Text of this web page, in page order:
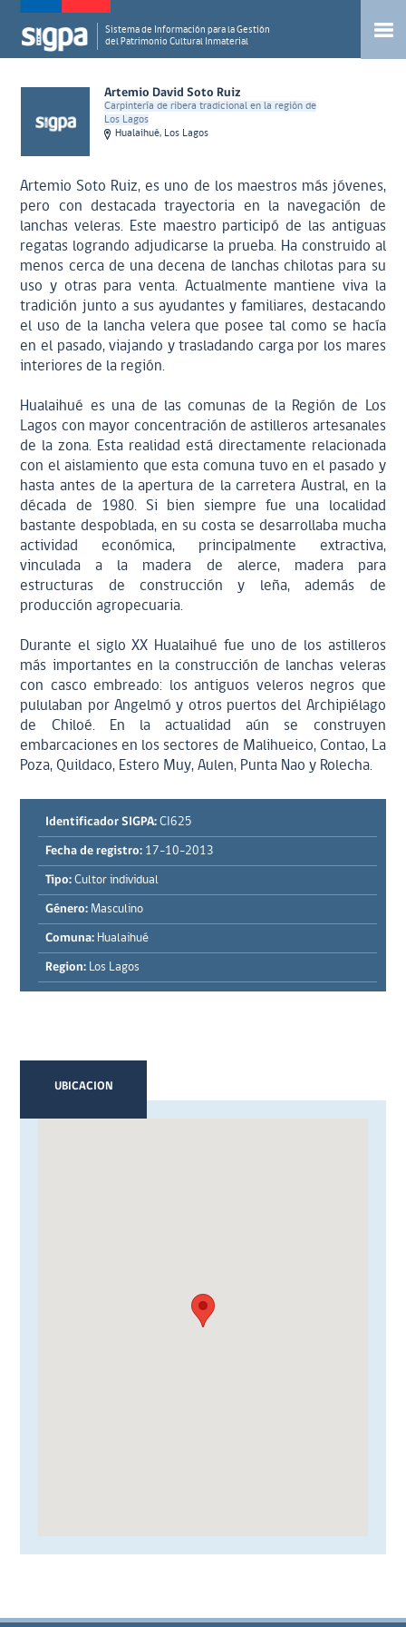
Sistema de Información para la Gestión
del Patrimonio Cultural Inmaterial
Artemio David Soto Ruiz
Carpintería de ribera tradicional en la región de
Los Lagos
Hualaihué, Los Lagos
Artemio Soto Ruiz, es uno de los maestros más jóvenes,
pero con destacada trayectoria en la navegación de
lanchas veleras. Este maestro participó de las antiguas
regatas logrando adjudicarse la prueba. Ha construido al
menos cerca de una decena de lanchas chilotas para su
uso y otras para venta. Actualmente mantiene viva la
tradición junto a sus ayudantes y familiares, destacando
el uso de la lancha velera que posee tal como se hacía
en el pasado, viajando y trasladando carga por los mares
interiores de la región.
Hualaihué es una de las comunas de la Región de Los
Lagos con mayor concentración de astilleros artesanales
de la zona. Esta realidad está directamente relacionada
con el aislamiento que esta comuna tuvo en el pasado y
hasta antes de la apertura de la carretera Austral, en la
década de 1980. Si bien siempre fue una localidad
bastante despoblada, en su costa se desarrollaba mucha
actividad económica, principalmente extractiva,
vinculada a la madera de alerce, madera para
estructuras de construcción y leña, además de
producción agropecuaria.
Durante el siglo XX Hualaihué fue uno de los astilleros
más importantes en la construcción de lanchas veleras
con casco embreado: los antiguos veleros negros que
pululaban por Angelmó y otros puertos del Archipiélago
de Chiloé. En la actualidad aún se construyen
embarcaciones en los sectores de Malihueico, Contao, La
Poza, Quildaco, Estero Muy, Aulen, Punta Nao y Rolecha.
Identificador SIGPA: CI625
Fecha de registro: 17-10-2013
Tipo: Cultor individual
Género: Masculino
Comuna: Hualaihué
Region: Los Lagos
UBICACION